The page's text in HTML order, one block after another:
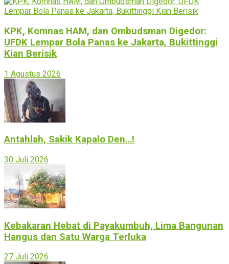
KPK, Komnas HAM, dan Ombudsman Digedor:
UFDK Lempar Bola Panas ke Jakarta, Bukittinggi
Kian Berisik
1 Agustus 2026
Antahlah, Sakik Kapalo Den…!
30 Juli 2026
Kebakaran Hebat di Payakumbuh, Lima Bangunan
Hangus dan Satu Warga Terluka
27 Juli 2026